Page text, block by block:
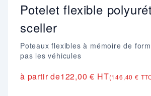
Potelet flexible
sceller
Poteaux flexibles à mémoire de
pas les véhicules
à partir de122,00 € HT(146,40 €